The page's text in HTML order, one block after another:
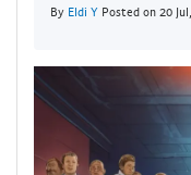
By Eldi Y Posted on 20